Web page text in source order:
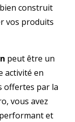
bien construit
vos produits
peut être un
activité en
offertes par la
vous avez
performant et